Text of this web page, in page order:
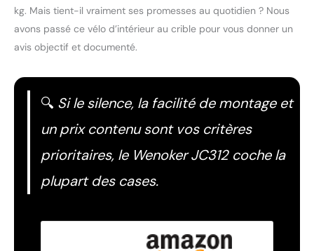
kg. Mais tient-il vraiment ses promesses au quotidien ? Nous
avons passé ce vélo d’intérieur au crible pour vous donner un
avis objectif et documenté.
🔍 Si le silence, la facilité de montage et
un prix contenu sont vos critères
prioritaires, le Wenoker JC312 coche la
plupart des cases.